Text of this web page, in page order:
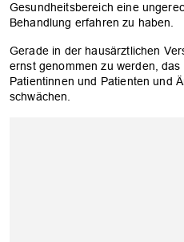
Gesundheitsbereich eine
Behandlung erfahren zu haben.
Gerade in der hausärztlichen
ernst genommen zu werden,
Patientinnen und Patienten und
schwächen.